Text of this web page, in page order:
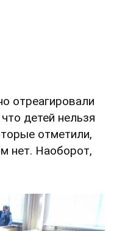
отреагировали
детей нельзя
отметили,
нет. Наоборот,